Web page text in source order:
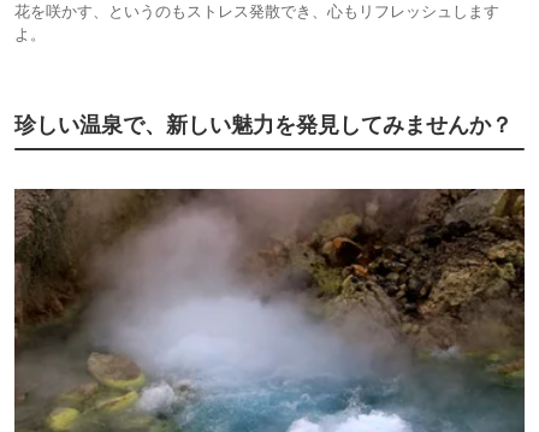
花を咲かす、というのもストレス発散でき、心もリフレッシュします
よ。
珍しい温泉で、新しい魅力を発見してみませんか？